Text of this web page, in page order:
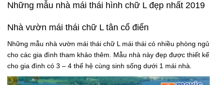
Những mẫu nhà mái thái hình chữ L đẹp nhất 2019
Nhà vườn mái thái chữ L tân cổ điển
Những mẫu nhà vườn mái thái chữ L mái thái có nhiều phòng ngủ
cho các gia đình tham khảo thêm. Mẫu nhà này đẹp được thiết kế
cho gia đình có 3 – 4 thế hệ cùng sinh sống dưới 1 mái nhà.